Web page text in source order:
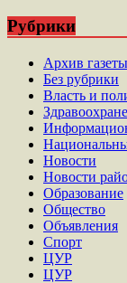
Рубрики
Архив газеты
Без рубрики
Власть и
Новости
Новости
Образование
Общество
Объявления
Спорт
ЦУР
ЦУР